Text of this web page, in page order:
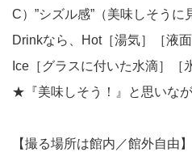
C）”シズル感”（美味しそうに
Drinkなら、Hot［湯気］［液
Ice［グラスに付いた水滴］［
★『美味しそう！』と思いな
【撮る場所は館内／館外自由】